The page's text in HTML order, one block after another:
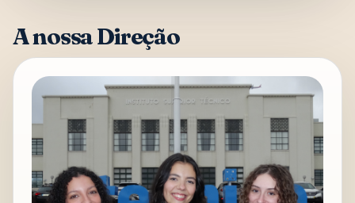
A nossa Direção